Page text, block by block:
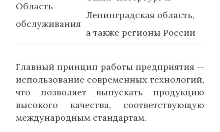
Область
обслуживания
Ленинградская область,
а также регионы России
Главный принцип работы предприятия —
использование современных технологий,
что позволяет выпускать продукцию
высокого качества, соответствующую
международным стандартам.